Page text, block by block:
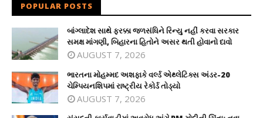
POPULAR POSTS
બાંગ્લાદેશ સાથે ફરક્કા જળસંધિને રિન્યુ નહીં કરવા સરકાર
સમક્ષ માંગણી, બિહારના હિતોને અસર થતી હોવાનો દાવો
AUGUST 7, 2026
ભારતના મોહમ્મદ અશફાકે વર્લ્ડ એથ્લેટિક્સ અંડર-20
ચેમ્પિયનશિપમાં રાષ્ટ્રીય રેકોર્ડ તોડ્યો
AUGUST 7, 2026